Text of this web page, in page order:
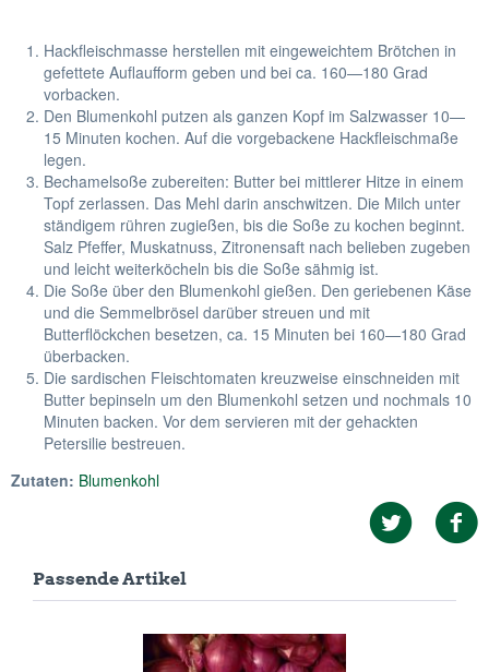
Hackfleischmasse herstellen mit eingeweichtem Brötchen in
gefettete Auflaufform geben und bei ca. 160—180 Grad
vorbacken.
Den Blumenkohl putzen als ganzen Kopf im Salzwasser 10—
15 Minuten kochen. Auf die vorgebackene Hackfleischmaße
legen.
Bechamelsoße zubereiten: Butter bei mittlerer Hitze in einem
Topf zerlassen. Das Mehl darin anschwitzen. Die Milch unter
ständigem rühren zugießen, bis die Soße zu kochen beginnt.
Salz Pfeffer, Muskatnuss, Zitronensaft nach belieben zugeben
und leicht weiterköcheln bis die Soße sähmig ist.
Die Soße über den Blumenkohl gießen. Den geriebenen Käse
und die Semmelbrösel darüber streuen und mit
Butterflöckchen besetzen, ca. 15 Minuten bei 160—180 Grad
überbacken.
Die sardischen Fleischtomaten kreuzweise einschneiden mit
Butter bepinseln um den Blumenkohl setzen und nochmals 10
Minuten backen. Vor dem servieren mit der gehackten
Petersilie bestreuen.
Zutaten: Blumenkohl
Passende Artikel